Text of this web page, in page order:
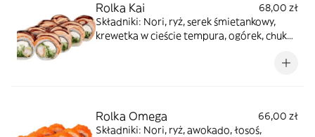
Rolka Kai
68,00 zł
Składniki: Nori, ryż, serek śmietankowy,
krewetka w cieście tempura, ogórek, chuka,
Rolka Omega
66,00 zł
Składniki: Nori, ryż, awokado, łosoś,